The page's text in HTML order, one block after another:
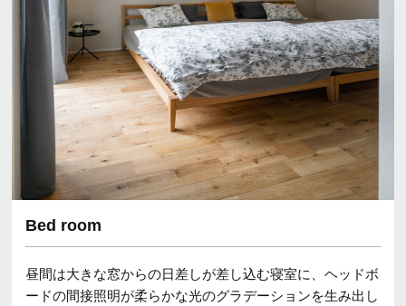
Bed room
昼間は大きな窓からの日差しが差し込む寝室に、ヘッドボ
ードの間接照明が柔らかな光のグラデーションを生み出し